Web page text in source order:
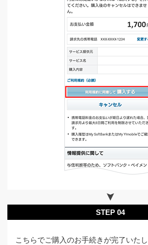
STEP 04
こちらでご購入のお手続きが完了いたし